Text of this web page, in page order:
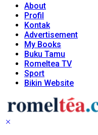
About
Profil
Kontak
Advertisement
My Books
Buku Tamu
Romeltea TV
Sport
Bikin Website